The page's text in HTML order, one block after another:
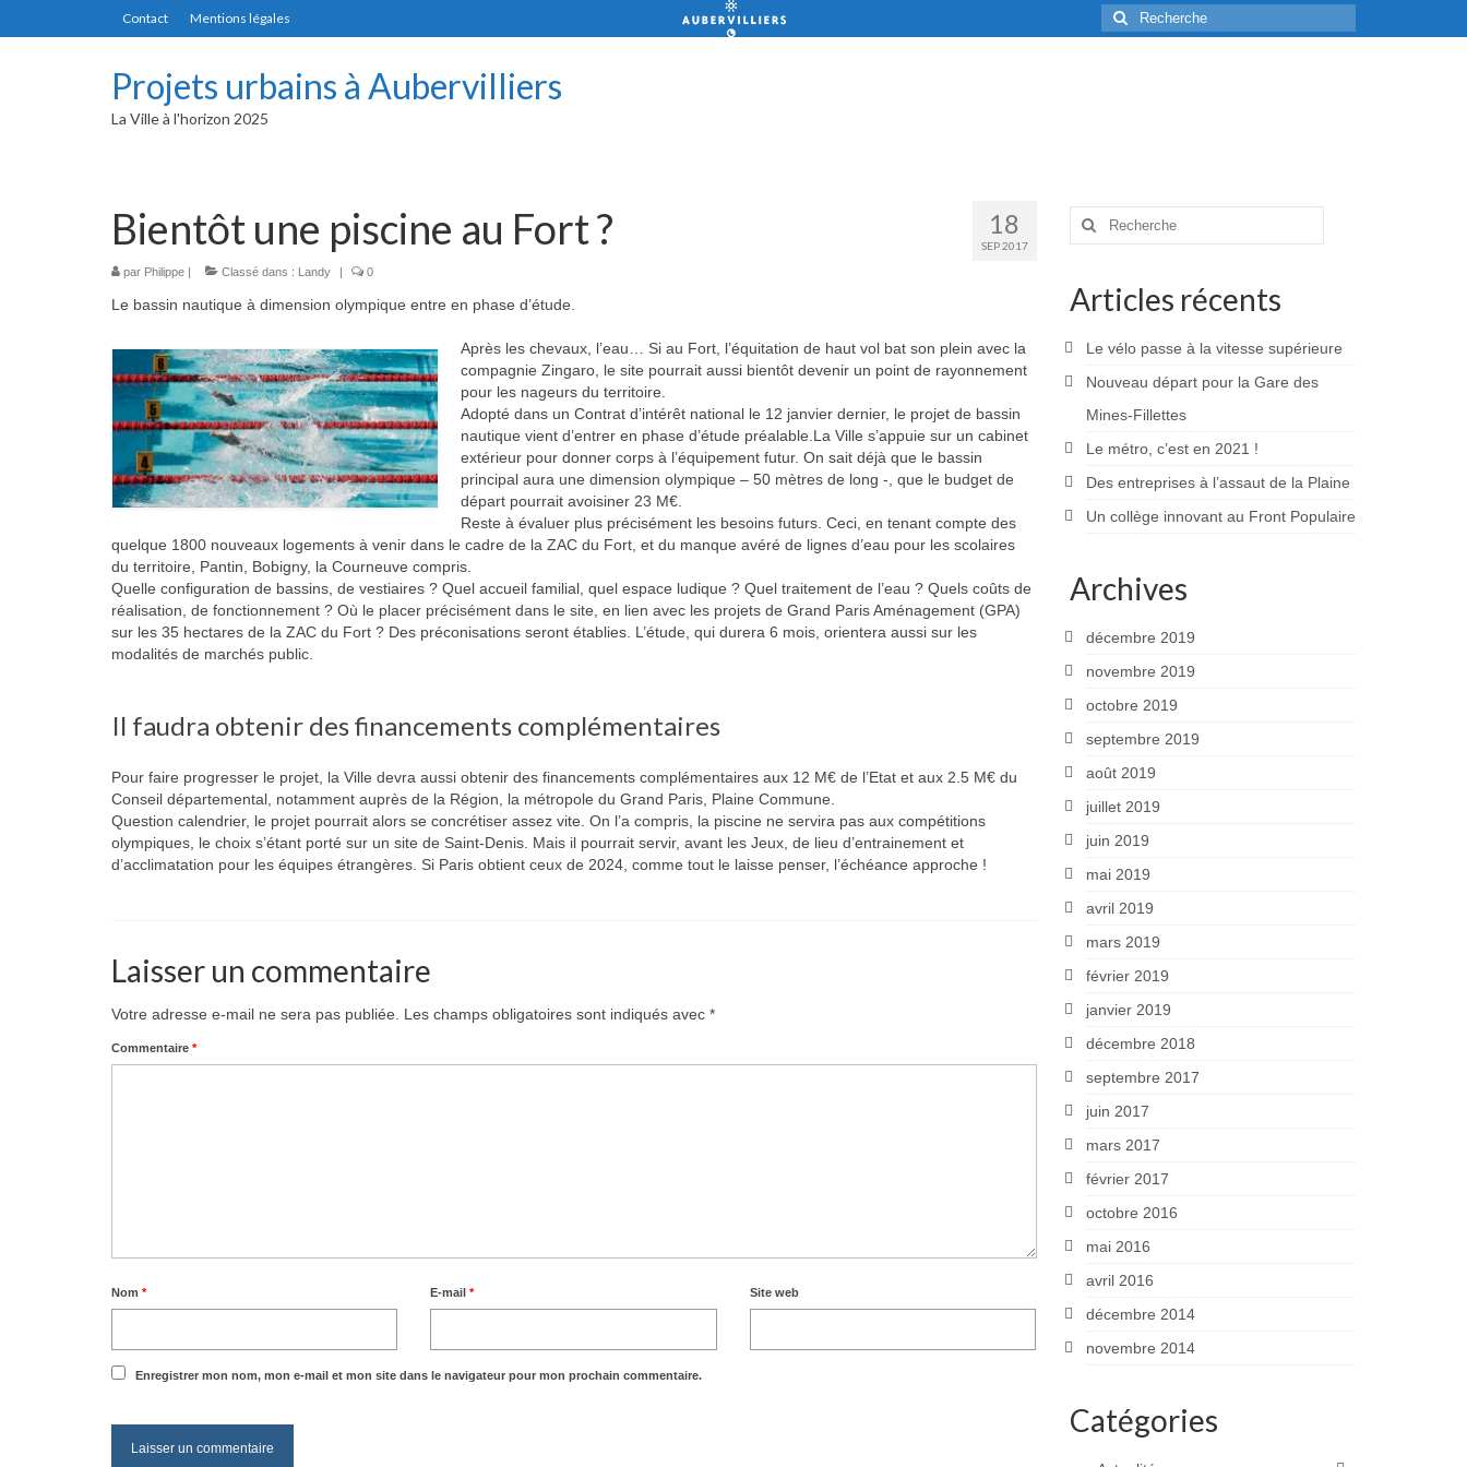
Contact Mentions légales
Rechercher
:
Projets urbains à Aubervilliers
La Ville à l'horizon 2025
18
SEP 2017
Bientôt une piscine au Fort ?
par Philippe | Classé dans : Landy | 0
Le bassin nautique à dimension olympique entre en phase d’étude.
Après les chevaux, l’eau… Si au Fort, l’équitation de haut vol bat son plein avec la
compagnie Zingaro, le site pourrait aussi bientôt devenir un point de rayonnement
pour les nageurs du territoire.
Adopté dans un Contrat d’intérêt national le 12 janvier dernier, le projet de bassin
nautique vient d’entrer en phase d’étude préalable.La Ville s’appuie sur un cabinet
extérieur pour donner corps à l’équipement futur. On sait déjà que le bassin
principal aura une dimension olympique – 50 mètres de long -, que le budget de
départ pourrait avoisiner 23 M€.
Reste à évaluer plus précisément les besoins futurs. Ceci, en tenant compte des
quelque 1800 nouveaux logements à venir dans le cadre de la ZAC du Fort, et du manque avéré de lignes d’eau pour les scolaires
du territoire, Pantin, Bobigny, la Courneuve compris.
Quelle configuration de bassins, de vestiaires ? Quel accueil familial, quel espace ludique ? Quel traitement de l’eau ? Quels coûts de
réalisation, de fonctionnement ? Où le placer précisément dans le site, en lien avec les projets de Grand Paris Aménagement (GPA)
sur les 35 hectares de la ZAC du Fort ? Des préconisations seront établies. L’étude, qui durera 6 mois, orientera aussi sur les
modalités de marchés public.
Il faudra obtenir des financements complémentaires
Pour faire progresser le projet, la Ville devra aussi obtenir des financements complémentaires aux 12 M€ de l’Etat et aux 2.5 M€ du
Conseil départemental, notamment auprès de la Région, la métropole du Grand Paris, Plaine Commune.
Question calendrier, le projet pourrait alors se concrétiser assez vite. On l’a compris, la piscine ne servira pas aux compétitions
olympiques, le choix s’étant porté sur un site de Saint-Denis. Mais il pourrait servir, avant les Jeux, de lieu d’entrainement et
d’acclimatation pour les équipes étrangères. Si Paris obtient ceux de 2024, comme tout le laisse penser, l’échéance approche !
Laisser un commentaire
Votre adresse e-mail ne sera pas publiée. Les champs obligatoires sont indiqués avec *
Commentaire *
Nom * E-mail* Site web
Enregistrer mon nom, mon e-mail et mon site dans le navigateur pour mon prochain commentaire.
Rechercher
Articles récents
Le vélo passe à la vitesse supérieure
Nouveau départ pour la Gare des
Mines-Fillettes
Le métro, c’est en 2021 !
Des entreprises à l’assaut de la Plaine
Un collège innovant au Front Populaire
Archives
décembre 2019
novembre 2019
octobre 2019
septembre 2019
août 2019
juillet 2019
juin 2019
mai 2019
avril 2019
mars 2019
février 2019
janvier 2019
décembre 2018
septembre 2017
juin 2017
mars 2017
février 2017
octobre 2016
mai 2016
avril 2016
décembre 2014
novembre 2014
Catégories